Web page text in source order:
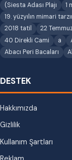
(Siesta Adası Plajı
1
19. yüzyılın mimari
2018 tatil
22
40 Direkli Cami
a
Abacı Peri Bacaları
DESTEK
Hakkımızda
Gizlilik
Kullanım Şartları